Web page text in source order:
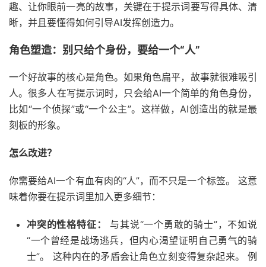
趣、让你眼前一亮的故事，关键在于提示词要写得具体、清
晰，并且要懂得如何引导AI发挥创造力。
角色塑造：别只给个身份，要给一个“人”
一个好故事的核心是角色。如果角色扁平，故事就很难吸引
人。很多人在写提示词时，只会给AI一个简单的角色身份，
比如“一个侦探”或“一个公主”。这样做，AI创造出的就是最
刻板的形象。
怎么改进？
你需要给AI一个有血有肉的“人”，而不只是一个标签。 这意
味着你要在提示词里加入更多细节：
冲突的性格特征：
与其说“一个勇敢的骑士”，不如说
“一个曾经是战场逃兵，但内心渴望证明自己勇气的骑
士”。 这种内在的矛盾会让角色立刻变得复杂起来。 例